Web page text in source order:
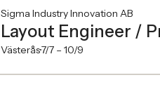
Sigma Industry Innovation AB
Layout Engineer /
Västerås7/7 – 10/9